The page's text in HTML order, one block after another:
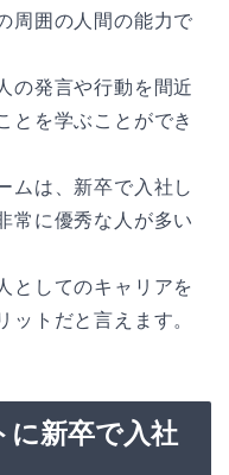
周囲の人間の能力で
の発言や行動を間近
とを学ぶことができ
ムは、新卒で入社し
常に優秀な人が多い
としてのキャリアを
ットだと言えます。
に新卒で入社